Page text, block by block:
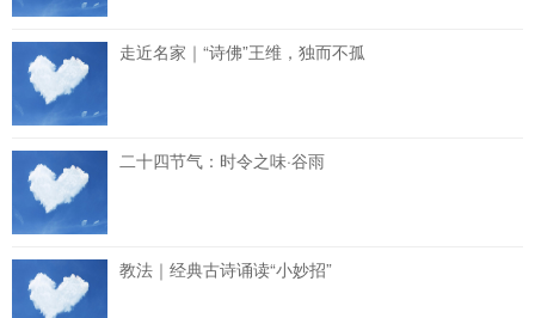
走近名家｜“诗佛”王维，独而不孤
二十四节气：时令之味·谷雨
教法｜经典古诗诵读“小妙招”